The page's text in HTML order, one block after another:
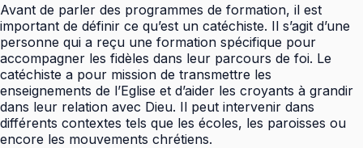
Avant de parler des programmes de formation, il est
important de définir ce qu’est un catéchiste. Il s’agit d’une
personne qui a reçu une formation spécifique pour
accompagner les fidèles dans leur parcours de foi. Le
catéchiste a pour mission de transmettre les
enseignements de l’Eglise et d’aider les croyants à grandir
dans leur relation avec Dieu. Il peut intervenir dans
différents contextes tels que les écoles, les paroisses ou
encore les mouvements chrétiens.